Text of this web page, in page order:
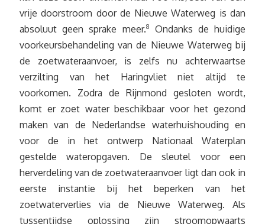
vrije doorstroom door de Nieuwe Waterweg is dan
absoluut geen sprake meer.8
Ondanks de huidige
voorkeursbehandeling van de Nieuwe Waterweg bij
de zoetwateraanvoer, is zelfs nu achterwaartse
verzilting van het Haringvliet niet altijd te
voorkomen. Zodra de Rijnmond gesloten wordt,
komt er zoet water beschikbaar voor het gezond
maken van de Nederlandse waterhuishouding en
voor de in het ontwerp Nationaal Waterplan
gestelde wateropgaven. De sleutel voor een
herverdeling van de zoetwateraanvoer ligt dan ook in
eerste instantie bij het beperken van het
zoetwaterverlies via de Nieuwe Waterweg. Als
tussentijdse oplossing zijn stroomopwaarts